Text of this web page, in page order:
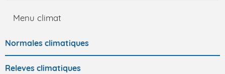
Menu climat
Normales climatiques
Releves climatiques